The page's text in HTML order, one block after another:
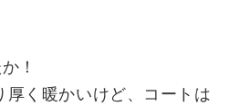
！
く暖かいけど、コートは